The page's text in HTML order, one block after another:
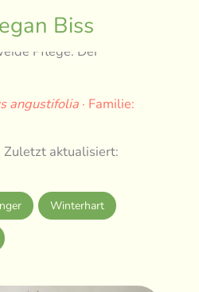
Biss
Pflege: Der
angustifolia · Familie:
Zuletzt aktualisiert:
Winterhart